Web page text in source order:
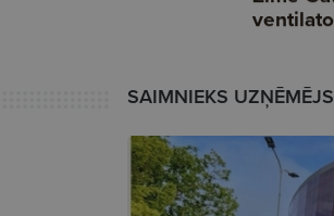
SAIMNIEKS UZŅĒMĒJS